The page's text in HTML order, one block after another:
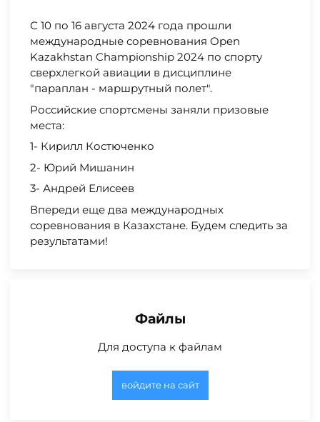
С 10 по 16 августа 2024 года прошли
международные соревнования Open
Kazakhstan Championship 2024 по спорту
сверхлегкой авиации в дисциплине
"параплан - маршрутный полет".
Российские спортсмены заняли призовые
места:
1- Кирилл Костюченко
2- Юрий Мишанин
3- Андрей Елисеев
Впереди еще два международных
соревнования в Казахстане. Будем следить за
результатами!
Файлы
Для доступа к файлам
войдите на сайт